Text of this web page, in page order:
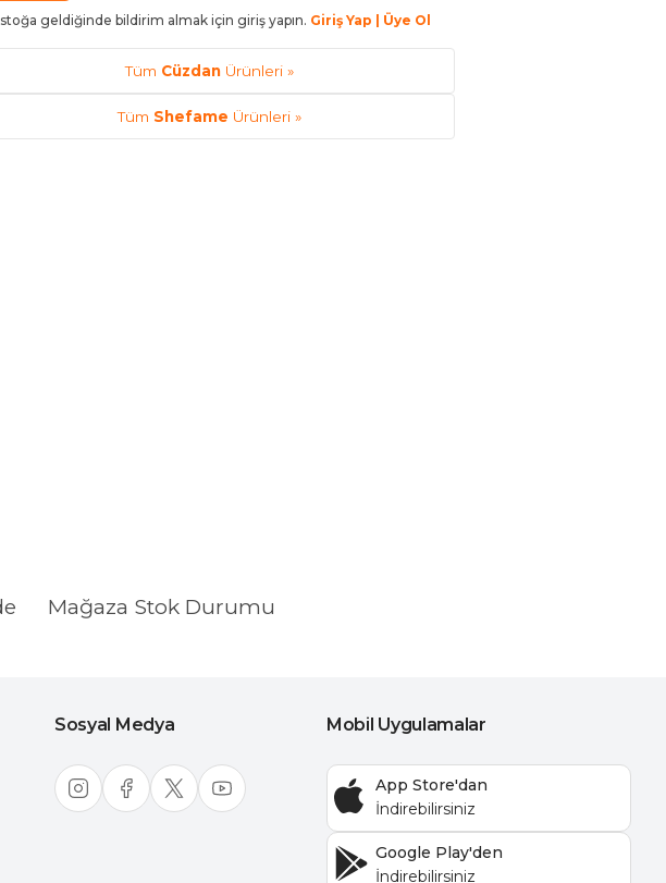
geldiğinde bildirim almak için giriş yapın. Giriş Yap | Üye Ol
Tüm Cüzdan Ürünleri »
Tüm Shefame Ürünleri »
Mağaza Stok Durumu
Sosyal Medya Mobil Uygulamalar
App Store'dan
Google Play'den